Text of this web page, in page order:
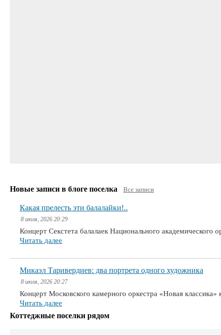
Новые записи в блоге поселка Все записи
Какая прелесть эти балалайки!..
8 июля, 2026 20:29
Концерт Секстета балалаек Национального академического
Читать далее
Микаэл Таривердиев: два портрета одного художника
8 июля, 2026 20:27
Концерт Московского камерного оркестра «Новая
Читать далее
Коттеджные поселки рядом